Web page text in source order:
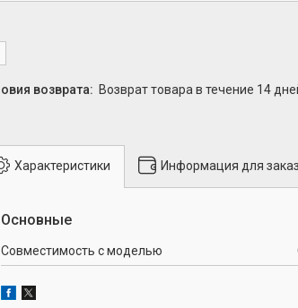
возврат товара в течение 14
Характеристики Информация для
Основные
Совместимость с моделью